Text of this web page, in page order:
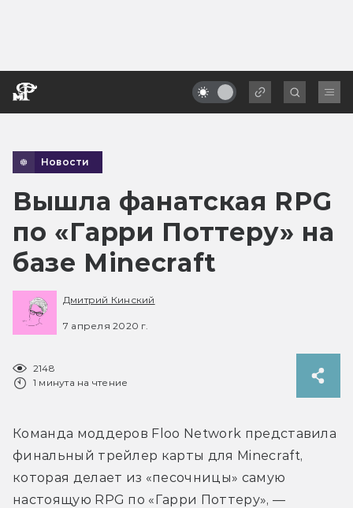
Новости
Вышла фанатская RPG
по «Гарри Поттеру» на
базе Minecraft
Дмитрий Кинский
7 апреля 2020 г.
2148
1 минута на чтение
Команда моддеров Floo Network представила
финальный трейлер карты для Minecraft,
которая делает из «песочницы» самую
настоящую RPG по «Гарри Поттеру», —